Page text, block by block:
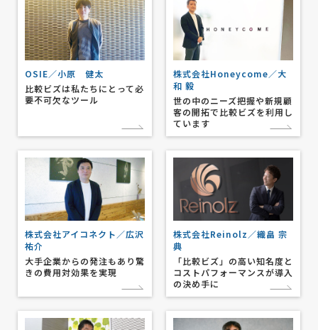
OSIE／小原 健太
比較ビズは私たちにとって必
要不可欠なツール
株式会社Honeycome／大
和 毅
世の中のニーズ把握や新規顧
客の開拓で比較ビズを利用し
ています
株式会社アイコネクト／広沢
祐介
大手企業からの発注もあり驚
きの費用対効果を実現
株式会社Reinolz／織畠 宗
典
「比較ビズ」の高い知名度と
コストパフォーマンスが導入
の決め手に